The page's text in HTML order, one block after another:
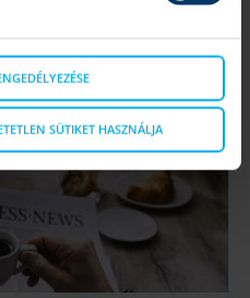
SÜTIKET HASZNÁLJA